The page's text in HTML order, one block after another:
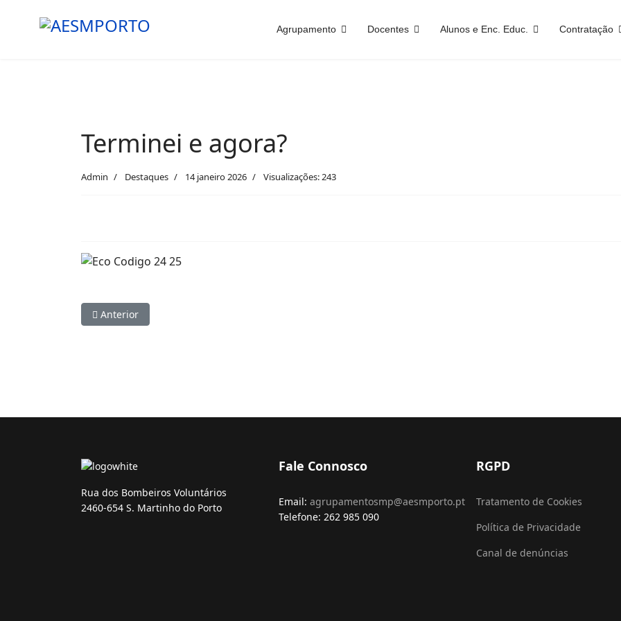
Agrupamento Docentes Alunos e Enc. Educ. Contratação
Terminei e agora?
Admin Destaques 14 janeiro 2026 Visualizações: 243
Artigo anterior: Eco código
Anterior
Rua dos Bombeiros Voluntários
2460-654 S. Martinho do Porto
Fale Connosco
Email: agrupamentosmp@aesmporto.pt
Telefone: 262 985 090
RGPD
Tratamento de Cookies
Política de Privacidade
Canal de denúncias